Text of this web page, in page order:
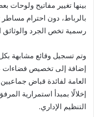
بينها تغيير مفاتيح ولوحات
بالرباط، دون احترام مساطر
رسمية تخص الجرد والوثائق
وتم تسجيل وقائع مشابهة
إضافة إلى تخصيص فضاءات
العامة لفائدة قباض
إخلالًا بمبدأ استمرارية
التنظيم الإداري.